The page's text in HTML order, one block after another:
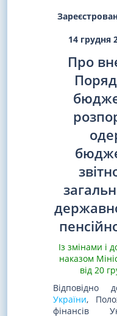
14 грудня
Про
Із змінами і
наказом
від 20
Відповідно
України,
фінансів